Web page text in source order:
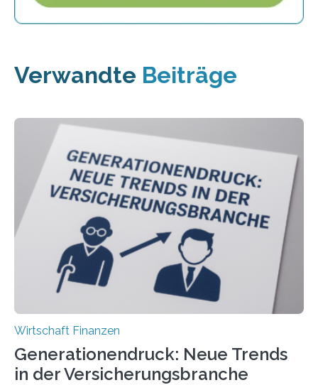
Verwandte Beiträge
Wirtschaft Finanzen
Generationendruck: Neue Trends
in der Versicherungsbranche